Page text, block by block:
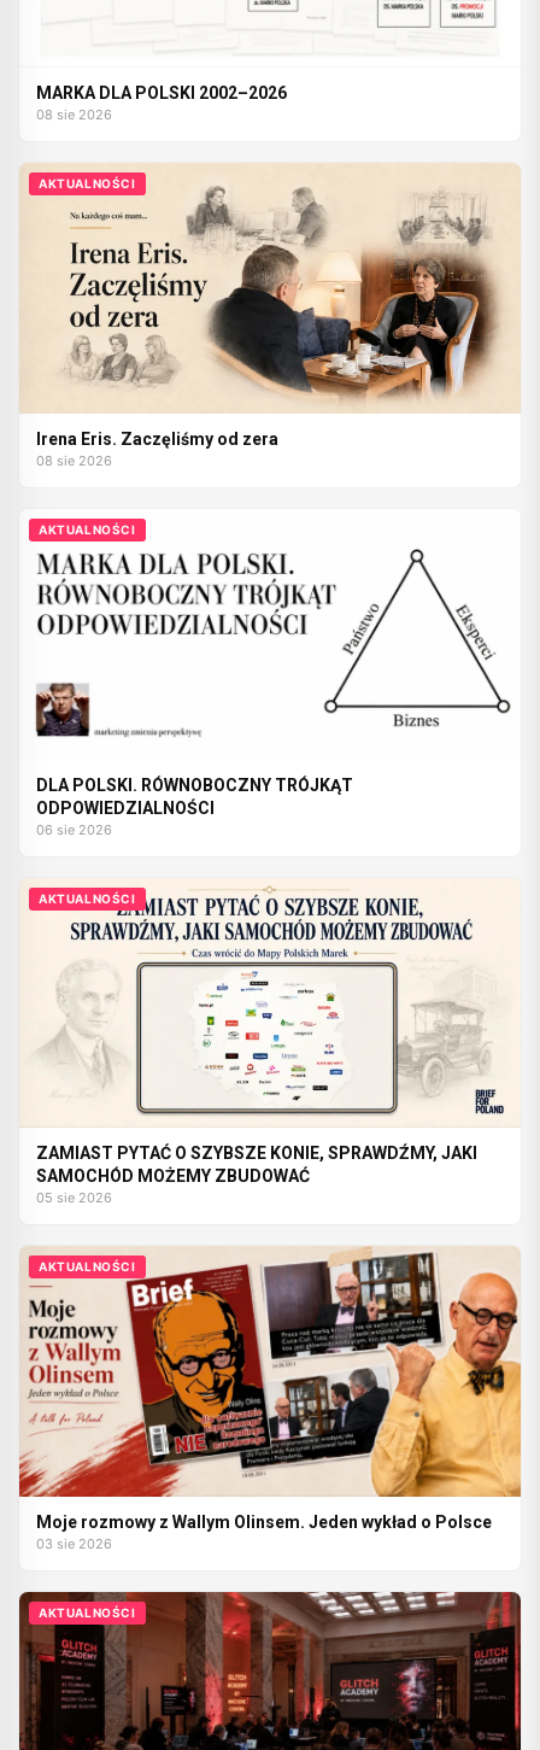
MARKA DLA POLSKI 2002–2026
08 sie 2026
AKTUALNOŚCI
Irena Eris. Zaczęliśmy od zera
08 sie 2026
AKTUALNOŚCI
DLA POLSKI. RÓWNOBOCZNY TRÓJKĄT
ODPOWIEDZIALNOŚCI
06 sie 2026
AKTUALNOŚCI
ZAMIAST PYTAĆ O SZYBSZE KONIE, SPRAWDŹMY, JAKI
SAMOCHÓD MOŻEMY ZBUDOWAĆ
05 sie 2026
AKTUALNOŚCI
Moje rozmowy z Wallym Olinsem. Jeden wykład o Polsce
03 sie 2026
AKTUALNOŚCI